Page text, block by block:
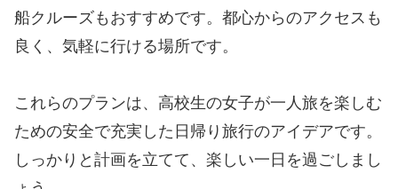
船クルーズもおすすめです。都心からのアクセスも
良く、気軽に行ける場所です。
これらのプランは、高校生の女子が一人旅を楽しむ
ための安全で充実した日帰り旅行のアイデアです。
しっかりと計画を立てて、楽しい一日を過ごしまし